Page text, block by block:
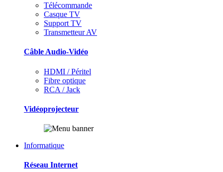
Télécommande
Casque TV
Support TV
Transmetteur AV
Câble Audio-Vidéo
HDMI / Péritel
Fibre optique
RCA / Jack
Vidéoprojecteur
Informatique
Réseau Internet